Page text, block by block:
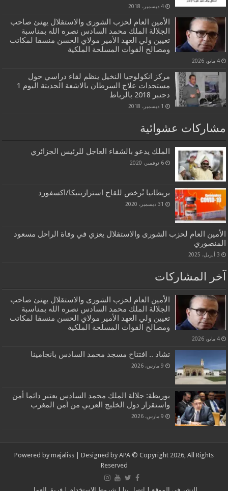
4 ديسمبر، 2018
الأمين العام لحزب الشورى والاستقلال يهنئ صاحب
الجلالة الملك محمد السادس نصره الله بمناسبة
تعيين ولي العهد الأمير مولاي الحسن منسقا لمكاتب
ومصالح القوات المسلحة الملكية
4 مايو، 2026
مركز انكولوجيا النخيل ينظم لقاء دراسي حول
مستجدات علاج السرطان بالاشعة الحديتة اليوم 1
دجنبر 2018 بالرباط
1 ديسمبر، 2018
مشاركات عشوائية
الملك يدعو بالشفاء العاجل للرئيس الجزائري
6 نوفمبر، 2020
بريطانيا تُرخص للقاح استرازينيكا/اكسفورد
31 ديسمبر، 2020
الأمين العام لحزب الشورى والاستقلال يعزي في وفاة الراحل مسعود
المنصوري
3 أبريل، 2025
آخر المشاركات
الأمين العام لحزب الشورى والاستقلال يهنئ صاحب
الجلالة الملك محمد السادس نصره الله بمناسبة
تعيين ولي العهد الأمير مولاي الحسن منسقا لمكاتب
ومصالح القوات المسلحة الملكية
4 مايو، 2026
تشاد .. افتتاح مسجد محمد السادس بانجامينا
9 مارس، 2026
بوريطة: جلالة الملك محمد السادس يعتبر دائما أمن
واستقرار دول الخليج العربي من أمن المغرب
9 مارس، 2026
Powered by majaliss | Designed by APA © Copyright 2026, All Rights
Reserved